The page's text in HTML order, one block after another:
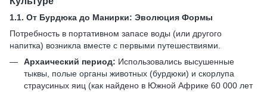
1.1. От Бурдюка до Манирки: Эволюция Формы
Потребность в портативном запасе воды (или другого
напитка) возникла вместе с первыми путешествиями.
Архаический период: Использовались высушенные
тыквы, полые органы животных (бурдюки) и скорлупа
страусиных яиц (как найдено в Южной Африке 60 000 лет